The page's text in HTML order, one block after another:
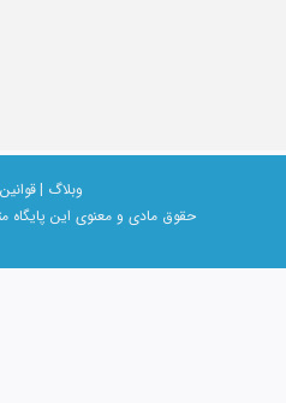
وبلاگ |
حقوق مادی و معنوی اين پايگاه